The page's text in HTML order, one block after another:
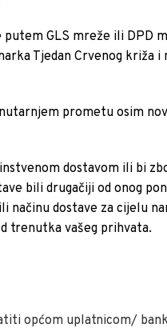
GLS mreže ili DPD
Tjedan Crvenog križa i
prometu osim
dostavom ili bi
bili drugačiji od onog
dostave za cijelu
trenutka vašeg prihvata.
općom uplatnicom/